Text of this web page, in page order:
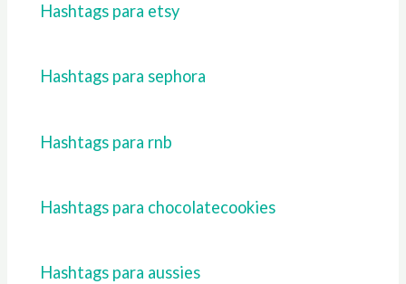
Hashtags para etsy
Hashtags para sephora
Hashtags para rnb
Hashtags para chocolatecookies
Hashtags para aussies